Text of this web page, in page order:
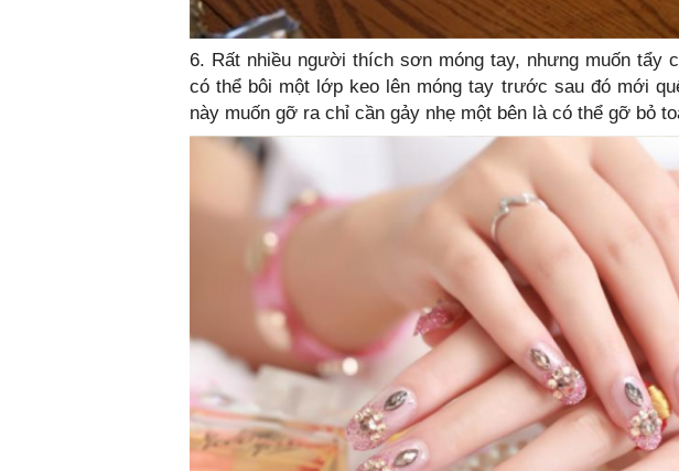
6. Rất nhiều người thích sơn móng tay, nhưng muốn tẩy
có thể bôi một lớp keo lên móng tay trước sau đó mới
này muốn gỡ ra chỉ cần gảy nhẹ một bên là có thể gỡ bỏ